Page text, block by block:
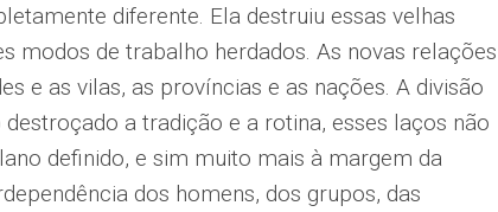
diferente. Ela destruiu essas velhas
modos de trabalho herdados. As novas relações
e as vilas, as províncias e as nações. A divisão
a tradição e a rotina, esses laços não
definido, e sim muito mais à margem da
dos homens, dos grupos, das